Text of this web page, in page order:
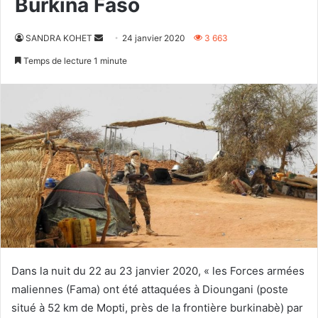
Burkina Faso
SANDRA KOHET
Envoyer24 janvier 2020 3 663
Temps de lecture 1 minute
Dans la nuit du 22 au 23 janvier 2020, « les Forces armées
maliennes (Fama) ont été attaquées à Dioungani (poste
situé à 52 km de Mopti, près de la frontière burkinabè) par